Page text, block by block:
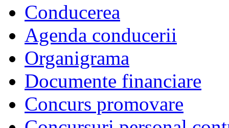
Conducerea
Agenda conducerii
Organigrama
Documente financiare
Concurs promovare